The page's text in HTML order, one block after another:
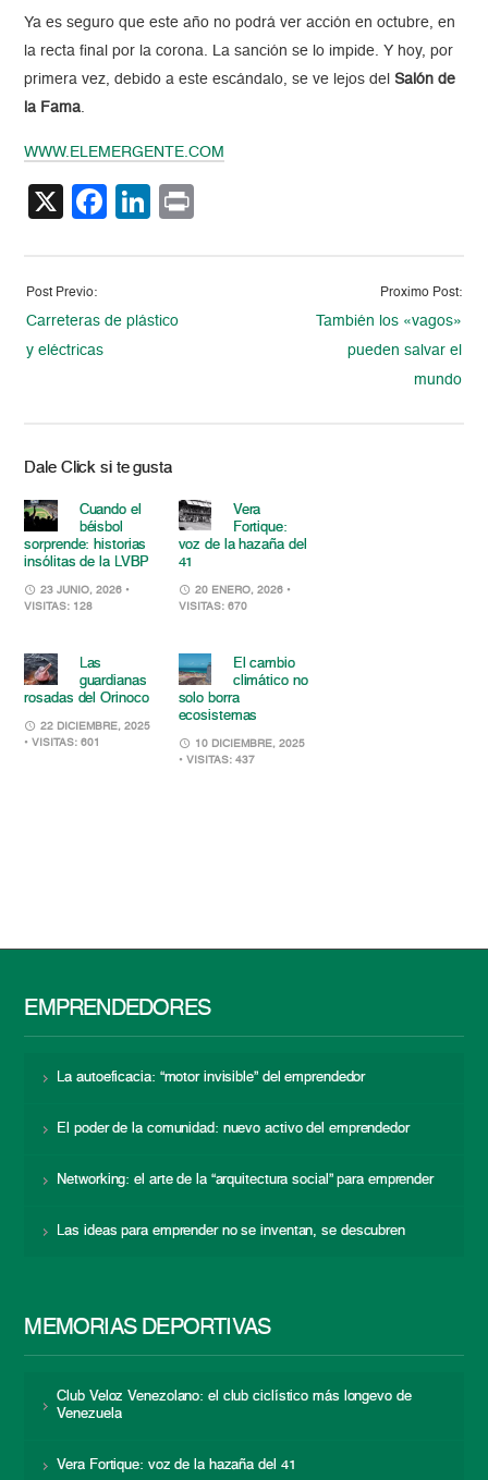
Ya es seguro que este año no podrá ver acción en octubre, en
la recta final por la corona. La sanción se lo impide. Y hoy, por
primera vez, debido a este escándalo, se ve lejos del Salón de
la Fama.
WWW.ELEMERGENTE.COM
X Facebook
LinkedIn
Post Previo:
Carreteras de plástico
y eléctricas
Proximo Post:
También los «vagos»
pueden salvar el
mundo
Dale Click si te gusta
Cuando el
béisbol
sorprende: historias
insólitas de la LVBP
23 JUNIO, 2026 •
VISITAS: 128
Vera
Fortique:
voz de la hazaña del
41
20 ENERO, 2026 •
VISITAS: 670
Las
guardianas
rosadas del Orinoco
22 DICIEMBRE, 2025
• VISITAS: 601
El cambio
climático no
solo borra
ecosistemas
10 DICIEMBRE, 2025
• VISITAS: 437
EMPRENDEDORES
La autoeficacia: “motor invisible” del emprendedor
El poder de la comunidad: nuevo activo del emprendedor
Networking: el arte de la “arquitectura social” para emprender
Las ideas para emprender no se inventan, se descubren
MEMORIAS DEPORTIVAS
Club Veloz Venezolano: el club ciclístico más longevo de
Venezuela
Vera Fortique: voz de la hazaña del 41